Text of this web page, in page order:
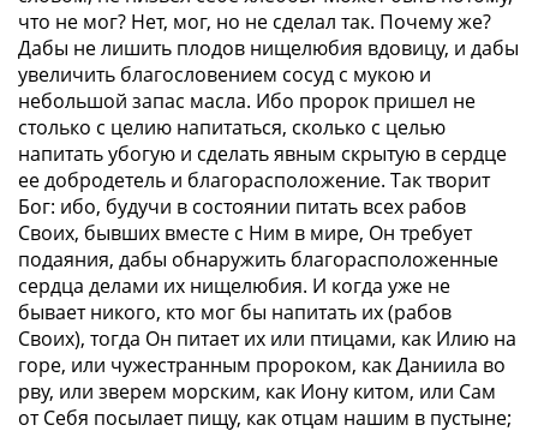
что не мог? Нет, мог, но не сделал так. Почему же?
Дабы не лишить плодов нищелюбия вдовицу, и дабы
увеличить благословением сосуд с мукою и
небольшой запас масла. Ибо пророк пришел не
столько с целию напитаться, сколько с целью
напитать убогую и сделать явным скрытую в сердце
ее добродетель и благорасположение. Так творит
Бог: ибо, будучи в состоянии питать всех рабов
Своих, бывших вместе с Ним в мире, Он требует
подаяния, дабы обнаружить благорасположенные
сердца делами их нищелюбия. И когда уже не
бывает никого, кто мог бы напитать их (рабов
Своих), тогда Он питает их или птицами, как Илию на
горе, или чужестранным пророком, как Даниила во
рву, или зверем морским, как Иону китом, или Сам
от Себя посылает пищу, как отцам нашим в пустыне;